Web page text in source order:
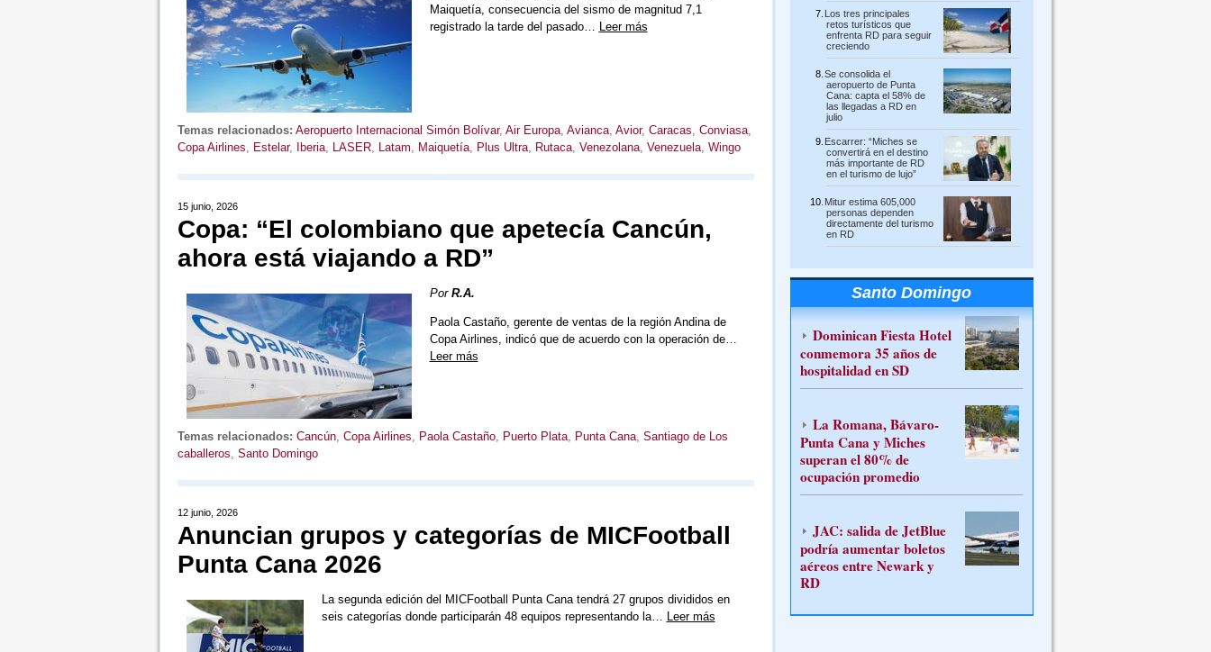
Maiquetía, consecuencia del sismo de magnitud 7,1
registrado la tarde del pasado…
Leer más
Temas relacionados: Aeropuerto Internacional Simón Bolívar, Air Europa, Avianca, Avior, Caracas, Conviasa,
Copa Airlines, Estelar, Iberia, LASER, Latam, Maiquetía, Plus Ultra, Rutaca, Venezolana, Venezuela, Wingo
15 junio, 2026
Copa: “El colombiano que apetecía Cancún,
ahora está viajando a RD”
Por R.A.
Paola Castaño, gerente de ventas de la región Andina de
Copa Airlines, indicó que de acuerdo con la operación de…
Leer más
Temas relacionados: Cancún, Copa Airlines Paola Castaño, Puerto Plata, Punta Cana, Santiago de Los
caballeros Santo Domingo
12 junio, 2026
Anuncian grupos y categorías de MICFootball
Punta Cana 2026
La segunda edición del MICFootball Punta Cana tendrá 27 grupos divididos en
seis categorías donde participarán 48 equipos representando la… Leer más
Los tres principales
retos turísticos que
enfrenta RD para seguir
creciendo
Se consolida el
aeropuerto de Punta
Cana: capta el 58% de
las llegadas a RD en
julio
Escarrer: “Miches se
convertirá en el destino
más importante de RD
en el turismo de lujo”
Mitur estima 605,000
personas dependen
directamente del turismo
en RD
Santo Domingo
Dominican Fiesta Hotel
conmemora 35 años de
hospitalidad en SD
La Romana, Bávaro-
Punta Cana y Miches
superan el 80% de
ocupación promedio
JAC: salida de JetBlue
podría aumentar boletos
aéreos entre Newark y
RD